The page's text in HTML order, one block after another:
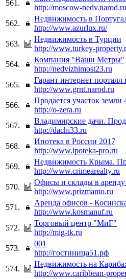
561.
http://moscow-
562.
Недвижимость в
http://www.azurlux.ru/
563.
Недвижимость в Турции
http://www.turkey-
564.
Компания "Ваши Метры"
http://nedvizhimost23.ru
565.
Гарант интернет
http://www.grnt.narod.ru
566.
Продается участок земли
http://o-zera.ru
567.
Владимирские дачи.
http://dachi33.ru
568.
Ипотека в России 2017
http://www.ipoteka-pro.ru
569.
Недвижимость Крыма.
http://www.crimearealty.ru
570.
Офисы и склады в
http://www.prizmamo.ru
571.
Аренда офисов -
http://www.kosmanuf.ru
572.
Торговый центр "МиГ"
http://mig-tk.ru
573.
001
http://гостиница51.рф
574.
Недвижимость на
http://www.caribbean-